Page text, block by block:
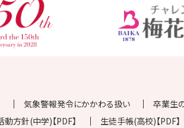
気象警報発令にかかわる扱い
卒業生
方針(中学)【PDF】
生徒手帳(高校)【PDF】